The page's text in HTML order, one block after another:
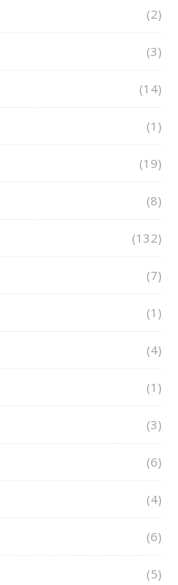
(2)
(3)
(14)
(1)
(19)
(8)
(132)
(7)
(1)
(4)
(1)
(3)
(6)
(4)
(6)
(5)